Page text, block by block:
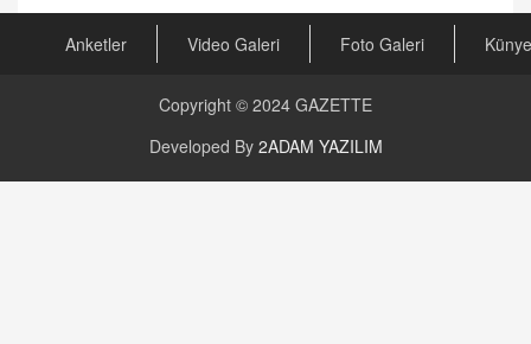
Arabulucuya Başvuru Şartı
23.09.2023 16:30
Değişen yapısıyla Suriye
Anketler Video Galeri Foto Galeri Künye
Copyright © 2024 GAZETTE
Developed By 2ADAM YAZILIM